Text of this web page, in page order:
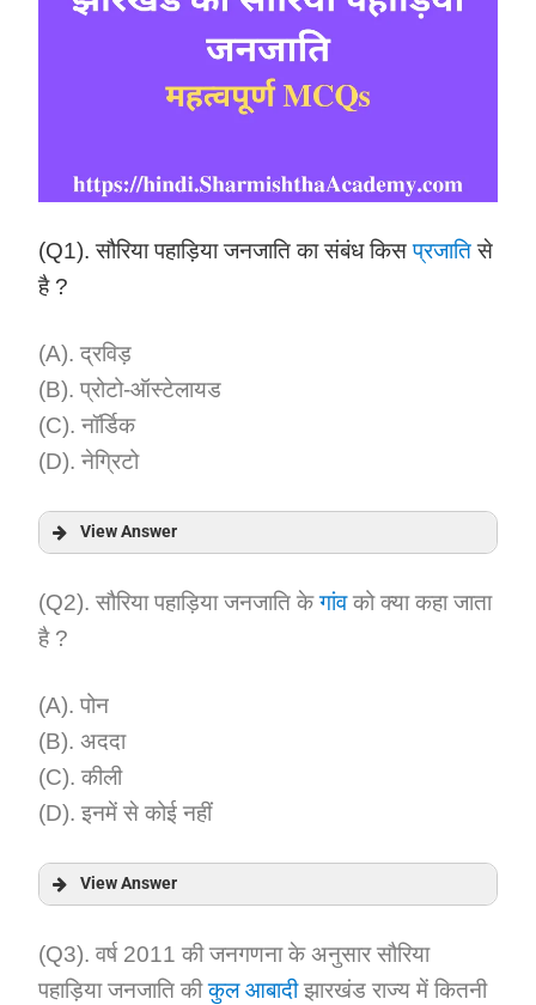
(Q1). सौरिया पहाड़िया जनजाति का संबंध किसप्रजातिसे
है ?
(A). द्रविड़
(B). प्रोटो-ऑस्टेलायड
(C). नॉर्डिक
(D). नेग्रिटो
View Answer
Answer:
(Q2). सौरिया पहाड़िया जनजाति केगांवको क्या कहा जाता
है ?
(A). पोन
(B). अददा
(C). कीली
(D). इनमें से कोई नहीं
View Answer
Answer:
(Q3). वर्ष 2011 की जनगणना के अनुसार सौरिया
पहाड़िया जनजाति कीकुल आबादीझारखंड राज्य में कितनी